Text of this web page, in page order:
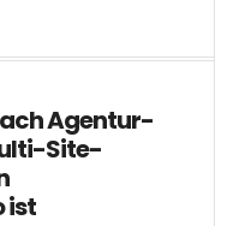
Agentur-
Site-
ist